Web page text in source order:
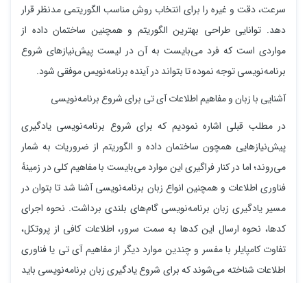
سرعت، دقت و غیره را برای انتخاب روش مناسب الگوریتمی مدنظر قرار
دهد. توانایی طراحی بهترین الگوریتم و همچنین ساختمان داده از
مواردی است که فرد می‌بایست به آن در لیست پیش‌نیازهای شروع
برنامه‌نویسی توجه نموده تا بتواند در آینده برنامه‌نویس موفقی شود.
آشنایی با زبان و مفاهیم اطلاعات آی تی برای شروع برنامه‌نویسی
در مطلب قبلی اشاره نمودیم که برای شروع برنامه‌نویسی یادگیری
پیش‌نیازهایی همچون ساختمان داده و الگوریتم از ضروریات به شمار
می‌روند؛ اما در کنار فراگیری این موارد می‌بایست با مفاهیم کلی در زمینهٔ
فناوری اطلاعات و همچنین انواع زبان برنامه‌نویسی آشنا شد تا بتوان در
مسیر یادگیری زبان برنامه‌نویسی گام‌های بلندی برداشت. نحوه اجرای
کدها، نحوه ارسال این کدها به سمت سرور، اطلاعات کافی از پروتکل،
تفاوت کامپایلر با مفسر و چندین موارد دیگر از مفاهیم آی تی یا فناوری
اطلاعات شناخته می‌شوند که برای شروع یادگیری زبان برنامه‌نویسی باید